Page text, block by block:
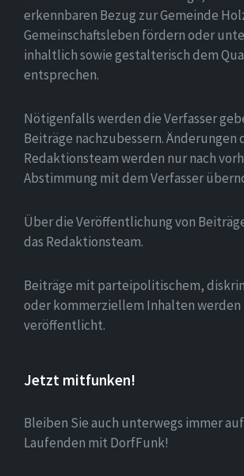
erkennbaren Bezug zur Gemeinde
Gemeinschaftsleben fördern oder
inhaltlich sowie gestalterisch dem
entsprechen.
Nötigenfalls werden die Verfasser
Beiträge nachzubessern. Änderungen
Redaktionsteam werden nur nach
Abstimmung mit dem Verfasser
Über die Veröffentlichung von
das Redaktionsteam.
Beiträge mit parteipolitischem,
oder kommerziellem Inhalten werden
veröffentlicht.
Jetzt mitfunken!
Bleiben Sie auch unterwegs immer
Laufenden mit DorfFunk!